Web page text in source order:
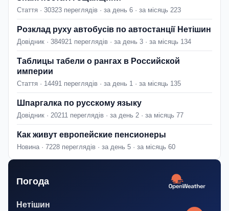
Стаття · 30323 переглядів · за день 6 · за місяць 223
Розклад руху автобусів по автостанції Нетішин
Довідник · 384921 переглядів · за день 3 · за місяць 134
Таблицы табели о рангах в Российской
империи
Стаття · 14491 переглядів · за день 1 · за місяць 135
Шпаргалка по русскому языку
Довідник · 20211 переглядів · за день 2 · за місяць 77
Как живут европейские пенсионеры
Новина · 7228 переглядів · за день 5 · за місяць 60
Погода
Нетішин